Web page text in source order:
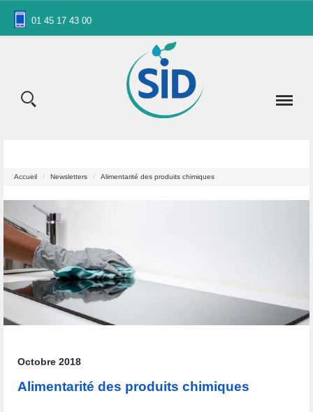
01 45 17 43 00
Accueil Newsletters Alimentarité des produits chimiques
Octobre 2018
Alimentarité des produits chimiques